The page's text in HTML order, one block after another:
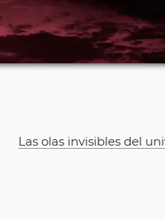
Las olas invisibles del